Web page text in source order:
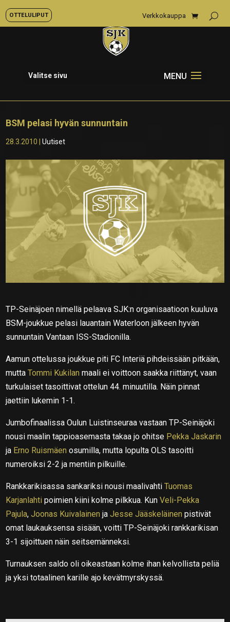
OTTELULIPUT Verkkokauppa
Valitse sivu
BSM pelasi hyvän sunnuntain
28.3.2010 |Uutiset
TP-Seinäjoen nimellä pelaava SJK:n organisaatioon kuuluva
BSM-joukkue pelasi lauantain Waterloon jälkeen hyvän
sunnuntain Vantaan ISS-Stadionilla.
Aamun ottelussa joukkue piti FC Interiä pihdeissään pitkään,
muttaTommi Kukilan maali ei voittoon saakka riittänyt, vaan
turkulaiset tasoittivat ottelun 44. minuutilla. Näin pinnat
jaettiin lukemin 1-1.
Jumbofinaalissa Oulun Luistinseuraa vastaan TP-Seinäjoki
nousi maalin tappioasemasta takaa jo ohitse Pekka Jaskarin
ja Erno Ruismäen osumilla, mutta lopulta OLS tasoitti
numeroiksi 2-2 ja mentiin pilkuille.
Rankkarikisassa sankariksi nousi maalivahtiTuomas
Karjanlahti poimien kiini kolme pilkkua. KunVeli-Pekka
Pajula,Joonas Kuivalainen ja Jesse Jääskeläinen pistivät
omat laukauksensa sisään, voitti TP-Seinäjoki rankkarikisan
3-1 sijoittuen näin seitsemänneksi.
Turnauksen saldo oli oikeastaan kolme ihan kelvollista peliä
ja yksi totaalinen karille ajo kevätmyrskyssä.